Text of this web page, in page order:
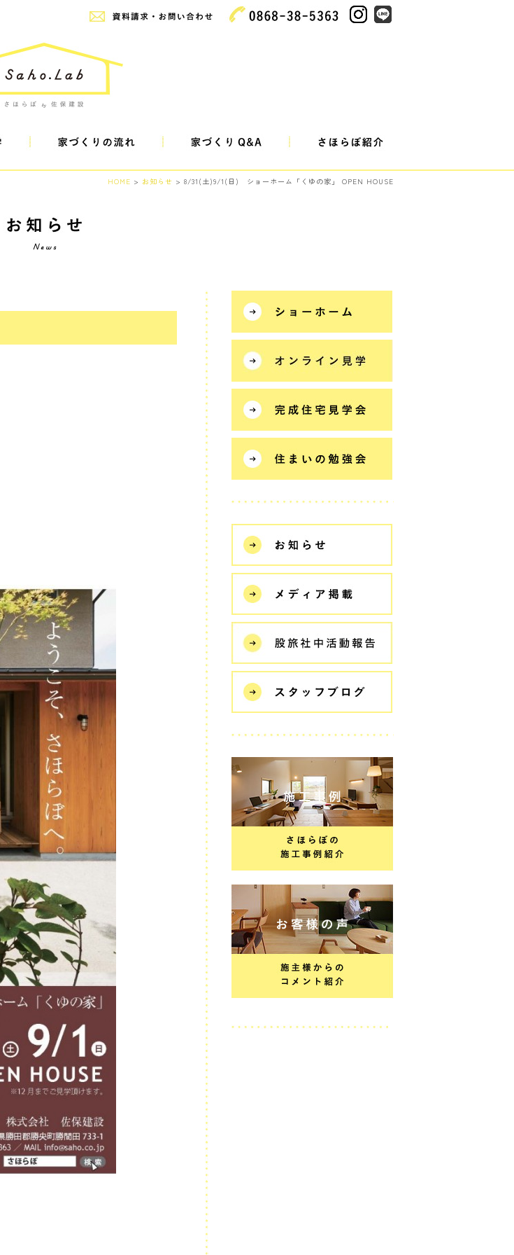
HOME > お知らせ > 8/31(土)9/1(日) ショーホーム「くゆの家」 OPEN HOUSE